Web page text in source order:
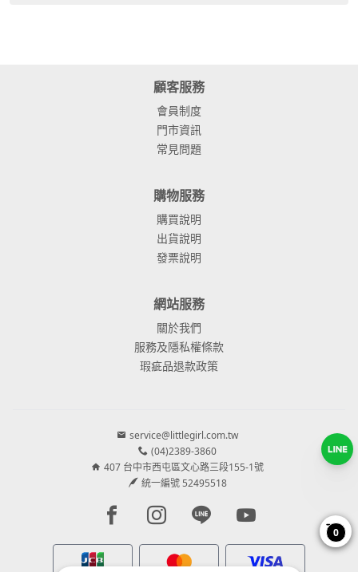
顧客服務
會員制度
門市資訊
常見問題
購物服務
購買說明
出貨說明
發票說明
網站服務
關於我們
服務及隱私權條款
瑕疵品退款政策
service@littlegirl.com.tw
(04)2389-3860
407 台中市西屯區文心路三段155-1號
統一編號 52495518
Facebook page
Instagram page
Line pageYoutube page
0